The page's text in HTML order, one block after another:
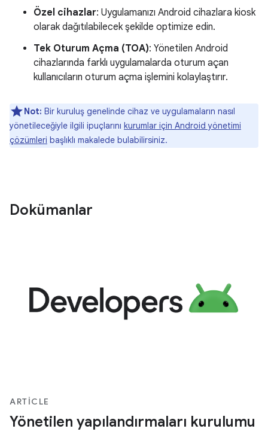
Özel cihazlar: Uygulamanızı Android cihazlara kiosk
olarak dağıtılabilecek şekilde optimize edin.
Tek Oturum Açma (TOA): Yönetilen Android
cihazlarında farklı uygulamalarda oturum açan
kullanıcıların oturum açma işlemini kolaylaştırır.
Not: Bir kuruluş genelinde cihaz ve uygulamaların nasıl
yönetileceğiyle ilgili ipuçlarını kurumlar için Android yönetimi
çözümleri başlıklı makalede bulabilirsiniz.
Dokümanlar
ARTICLE
Yönetilen yapılandırmaları kurulumu